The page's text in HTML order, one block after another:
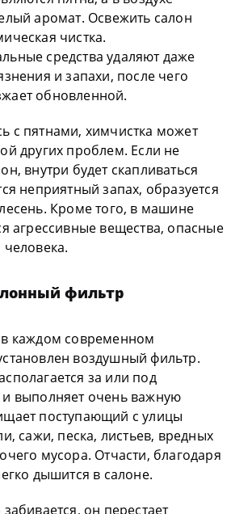
аромат. Освежить салон
чистка.
средства удаляют даже
и запахи, после чего
обновленной.
с пятнами, химчистка может
других проблем. Если не
внутри будет скапливаться
неприятный запах, образуется
Кроме того, в машине
агрессивные вещества, опасные
фильтр
в каждом современном
воздушный фильтр.
за или под
выполняет очень важную
поступающий с улицы
сажи, песка, листьев, вредных
мусора. Отчасти, благодаря
дышится в салоне.
он перестает